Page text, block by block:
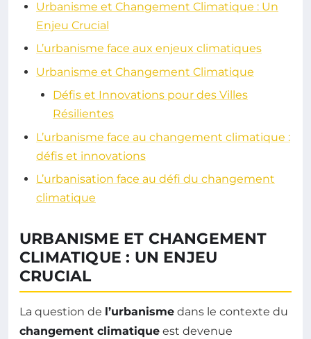
Urbanisme et Changement Climatique : Un
Enjeu Crucial
L’urbanisme face aux enjeux climatiques
Urbanisme et Changement Climatique
Défis et Innovations pour des Villes
Résilientes
L’urbanisme face au changement climatique :
défis et innovations
L’urbanisation face au défi du changement
climatique
URBANISME ET CHANGEMENT
CLIMATIQUE : UN ENJEU
CRUCIAL
La question de l’urbanisme dans le contexte du
changement climatique est devenue